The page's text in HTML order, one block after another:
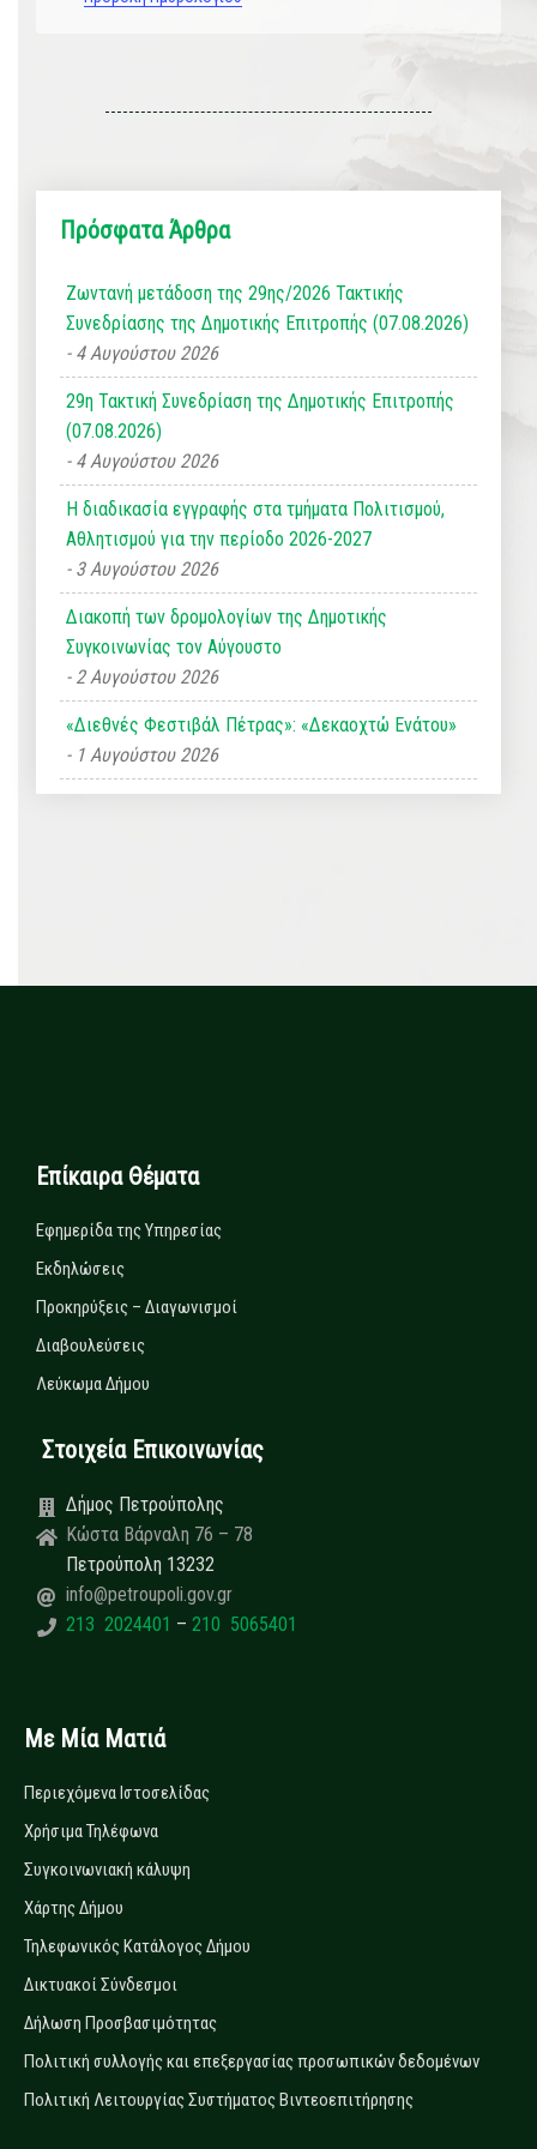
Πρόσφατα Άρθρα
Ζωντανή μετάδοση της 29ης/2026 Τακτικής
Συνεδρίασης της Δημοτικής Επιτροπής (07.08.2026)
4 Αυγούστου 2026
29η Τακτική Συνεδρίαση της Δημοτικής Επιτροπής
(07.08.2026)
4 Αυγούστου 2026
Η διαδικασία εγγραφής στα τμήματα Πολιτισμού,
Αθλητισμού για την περίοδο 2026-2027
3 Αυγούστου 2026
Διακοπή των δρομολογίων της Δημοτικής
Συγκοινωνίας τον Αύγουστο
2 Αυγούστου 2026
«Διεθνές Φεστιβάλ Πέτρας»: «Δεκαοχτώ Ενάτου»
1 Αυγούστου 2026
Επίκαιρα Θέματα
Εφημερίδα της Υπηρεσίας
Εκδηλώσεις
Προκηρύξεις – Διαγωνισμοί
Διαβουλεύσεις
Λεύκωμα Δήμου
Στοιχεία Επικοινωνίας
Δήμος Πετρούπολης
Κώστα Βάρναλη 76 – 78
Πετρούπολη 13232
info@petroupoli.gov.gr
213 2024401 – 210 5065401
Με Μία Ματιά
Περιεχόμενα Ιστοσελίδας
Χρήσιμα Τηλέφωνα
Συγκοινωνιακή κάλυψη
Χάρτης Δήμου
Τηλεφωνικός Κατάλογος Δήμου
Δικτυακοί Σύνδεσμοι
Δήλωση Προσβασιμότητας
Πολιτική συλλογής και επεξεργασίας προσωπικών δεδομένων
Πολιτική Λειτουργίας Συστήματος Βιντεοεπιτήρησης